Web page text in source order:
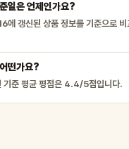
일은 언제인가요?
갱신된 상품 정보를 기준으로 비
떤가요?
기준 평균 평점은 4.4/5점입니다.